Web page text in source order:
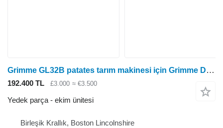
Grimme GL32B patates tarım makinesi için Grimme Diğer Horstine Microband Air ekim ünitesi
192.400 TL £3.000 ≈ €3.500
Yedek parça - ekim ünitesi
Birleşik Krallık, Boston Lincolnshire